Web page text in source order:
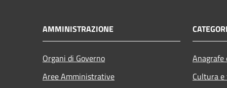
AMMINISTRAZIONE
Organi di Governo
Aree Amministrative
Cultura